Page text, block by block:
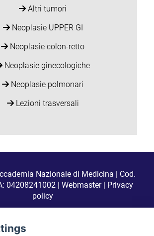
Altri tumori
Neoplasie UPPER GI
Neoplasie colon-retto
Neoplasie ginecologiche
Neoplasie polmonari
Lezioni trasversali
Nazionale di Medicina | Cod.
04208241002 | Webmaster| Privacy
policy